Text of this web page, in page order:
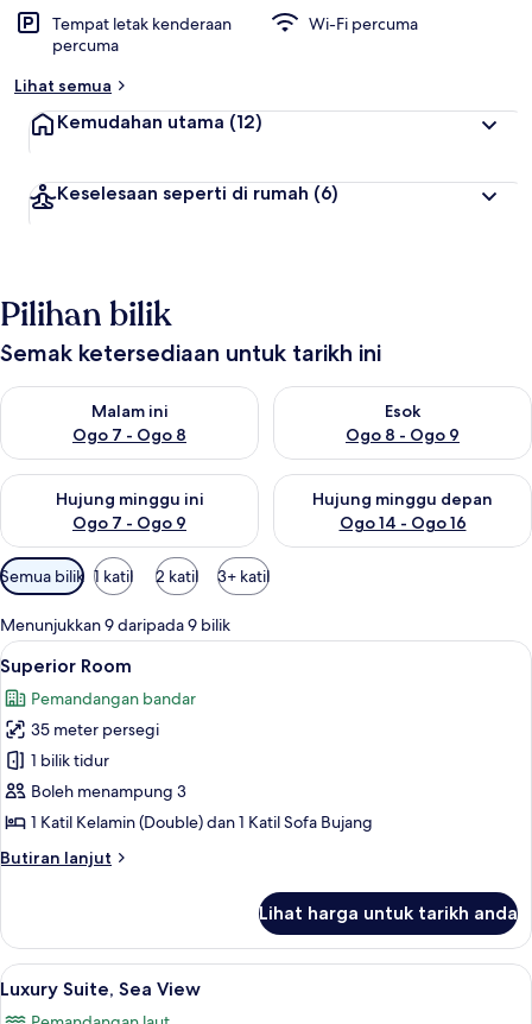
Tempat letak kenderaan
percuma
Wi-Fi percuma
Lihat semua
Kemudahan utama (12)
Keselesaan seperti di rumah (6)
Pilihan bilik
Semak ketersediaan untuk tarikh ini
Malam ini
Ogo 7 - Ogo 8
Semak ketersediaan untuk malam ini Ogo 7 - Ogo 8
Esok
Ogo 8 - Ogo 9
Semak ketersediaan untuk
Hujung minggu ini
Ogo 7 - Ogo 9
Semak ketersediaan untuk hujung minggu ini Ogo 7 - Ogo 9
Hujung minggu depan
Ogo 14 - Ogo 16
Semak ketersediaan untuk
Penapis
yang
tersedia
untuk
bilik
Semua bilik 1 katil 2 katil 3+ katil
Menunjukkan 9 daripada 9 bilik
Lihat
semua
foto
untuk
Superior
Room
Bar mini percuma, peti besi dalam
6
Superior Room
Pemandangan bandar
35 meter persegi
1 bilik tidur
Boleh menampung 3
1 Katil Kelamin (Double) dan 1 Katil Sofa Bujang
Butiran lanjut
Butiran
Room
Lihat harga untuk tarikh anda
Lihat
semua
Luxury Suite, Sea View | Bar mini
9
Luxury Suite, Sea View